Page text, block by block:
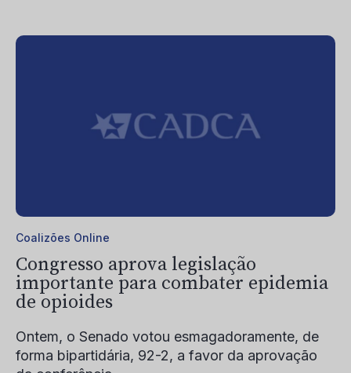
Coalizões Online
Congresso aprova legislação
importante para combater epidemia
de opioides
Ontem, o Senado votou esmagadoramente, de
forma bipartidária, 92-2, a favor da aprovação